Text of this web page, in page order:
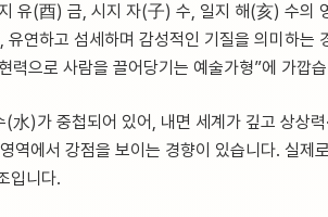
유(酉) 금, 시지 자(子) 수, 일지 해(亥) 수의
연하고 섬세하며 감성적인 기질을 의미하는
력으로 사람을 끌어당기는 예술가형”에 가깝
)가 중첩되어 있어, 내면 세계가 깊고 상상
역에서 강점을 보이는 경향이 있습니다. 실제
입니다.